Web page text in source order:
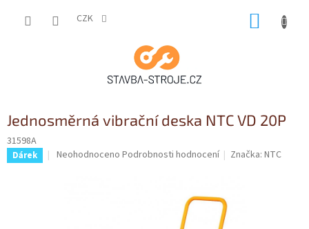
CZK
Jednosměrná vibrační deska NTC VD 20P
31598A
Dárek
Průměrné
Neohodnoceno Podrobnosti hodnocení Značka:NTC